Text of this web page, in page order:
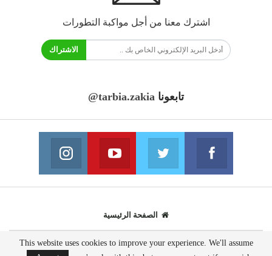
اشترك معنا من أجل مواكبة التطورات
الاشتراك
تابعونا @tarbia.zakia
فايسبوك
انضم الينا انضم الينا
يوتيوب
انضم الينا
الصفحة الرئيسية
© 2020 - جميع الحقوق محفوظة.
This website uses cookies to improve your experience. We'll assume